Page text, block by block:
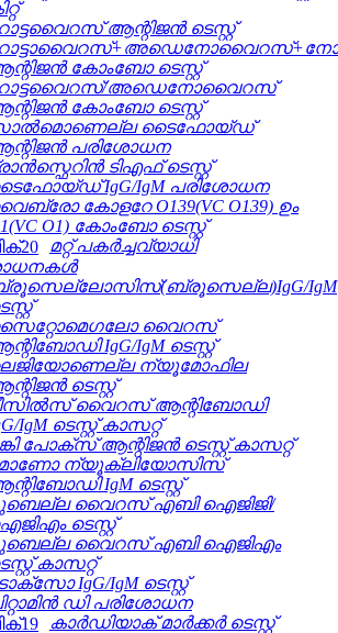
ആന്റിജൻ ടെസ്റ്റ്
കോംബോ ടെസ്റ്റ്
അഡെനോവൈറസ്
കോംബോ ടെസ്റ്റ്
ടൈഫോയ്ഡ്
പരിശോധന
ടിഎഫ് ടെസ്റ്റ്
IgG/IgM പരിശോധന
കോളറേ O139(VC O139) ഉം
O1) കോംബോ ടെസ്റ്റ്
മറ്റ് പകർച്ചവ്യാധി
IgM
വൈറസ്
IgG/IgM ടെസ്റ്റ്
ന്യൂമോഫില
ടെസ്റ്റ്
വൈറസ് ആന്റിബോഡി
IgM ടെസ്റ്റ് കാസറ്റ്
പോക്സ് ആന്റിജൻ ടെസ്റ്റ് കാസറ്റ്
ന്യൂക്ലിയോസിസ്
IgM ടെസ്റ്റ്
വൈറസ് എബി ഐജിജി/
ടെസ്റ്റ്
വൈറസ് എബി ഐജിഎം
കാസറ്റ്
IgG/IgM ടെസ്റ്റ്
ഡി പരിശോധന
കാർഡിയാക് മാർക്കർ ടെസ്റ്റ്